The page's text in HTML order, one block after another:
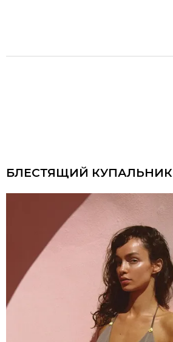
БЛЕСТЯЩИЙ КУПАЛЬНИК